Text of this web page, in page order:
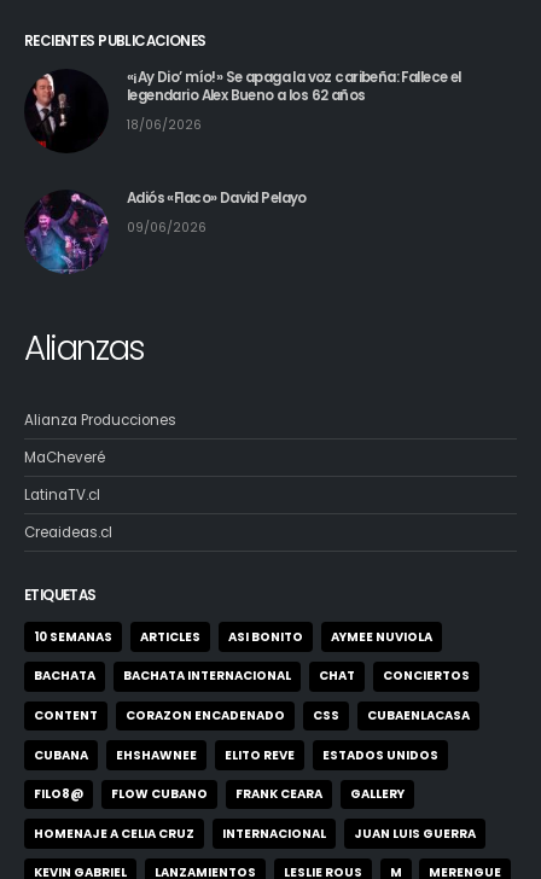
RECIENTES PUBLICACIONES
«¡Ay Dio’ mío!» Se apaga la voz caribeña: Fallece el
legendario Alex Bueno a los 62 años
18/06/2026
Adiós «Flaco» David Pelayo
09/06/2026
Alianzas
Alianza Producciones
MaCheveré
LatinaTV.cl
Creaideas.cl
ETIQUETAS
10 SEMANAS ARTICLES ASI BONITO AYMEE NUVIOLA
BACHATA BACHATA INTERNACIONAL CHAT CONCIERTOS
CONTENT CORAZON ENCADENADO CSS CUBAENLACASA
CUBANA EHSHAWNEE ELITO REVE ESTADOS UNIDOS
FILO8@ FLOW CUBANO FRANK CEARA GALLERY
HOMENAJE A CELIA CRUZ INTERNACIONAL JUAN LUIS GUERRA
KEVIN GABRIEL LANZAMIENTOS LESLIE ROUS M MERENGUE